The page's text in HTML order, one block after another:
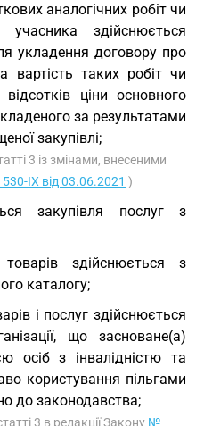
аналогічних робіт чи
здійснюється
укладення договору про
вартість таких робіт чи
ціни основного
за результатами
закупівлі;
3 із змінами, внесеними
IX від 03.06.2021 )
закупівля послуг з
здійснюється з
каталогу;
і послуг здійснюється
що засноване(а)
осіб з інвалідністю та
користування пільгами
до законодавства;
3 в редакції Закону №